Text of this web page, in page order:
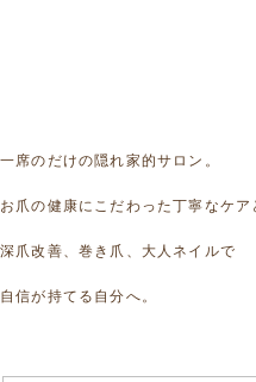
一席のだけの隠れ家的サロン。
お爪の健康にこだわった丁寧なケア
深爪改善、巻き爪、大人ネイルで
自信が持てる自分へ。